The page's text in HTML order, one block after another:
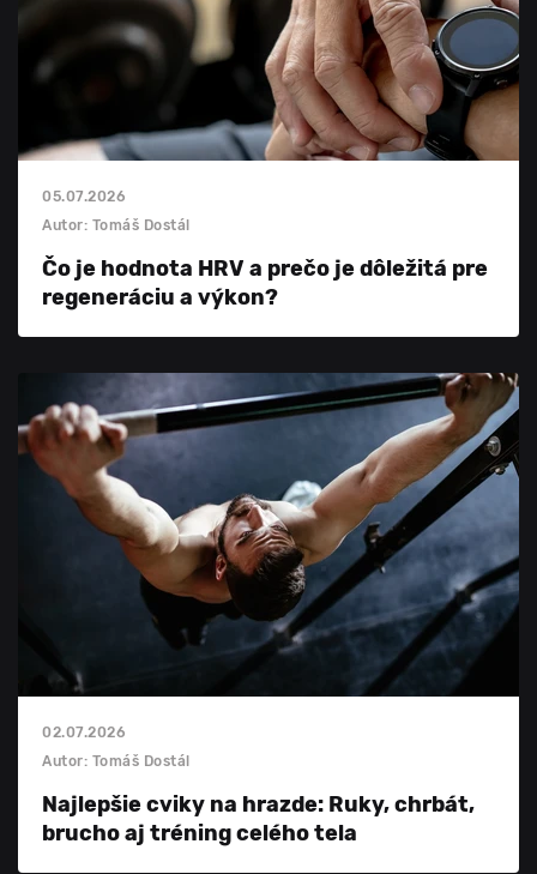
05.07.2026
Autor: Tomáš Dostál
Čo je hodnota HRV a prečo je dôležitá pre
regeneráciu a výkon?
02.07.2026
Autor: Tomáš Dostál
Najlepšie cviky na hrazde: Ruky, chrbát,
brucho aj tréning celého tela